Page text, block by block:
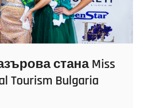
стана Miss
Tourism Bulgaria